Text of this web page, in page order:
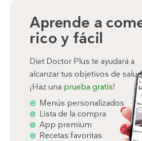
Aprende a
rico y fácil
Diet Doctor Plus te ayudará a
alcanzar tus objetivos de
¡Haz una prueba gratis!
Menús personalizados
Lista de la compra
App premium
Recetas favoritas